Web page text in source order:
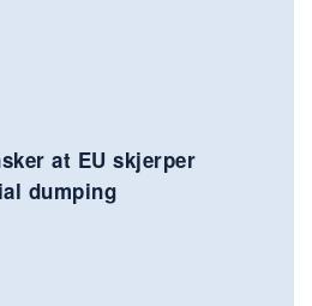
at EU skjerper
dumping